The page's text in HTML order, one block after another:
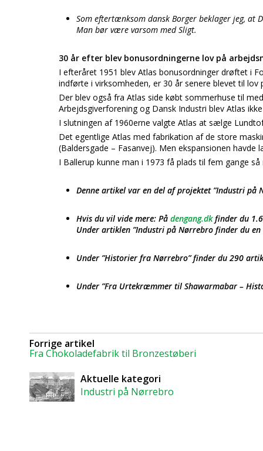
Som eftertænksom dansk Borger beklager jeg, at
Man bør være varsom med Sligt.
30 år efter blev bonusordningerne lov på
I efteråret 1951 blev Atlas bonusordninger drøftet i
indførte i virksomheden, er 30 år senere blevet til lov
Der blev også fra Atlas side købt sommerhuse til
Arbejdsgiverforening og Dansk Industri blev Atlas
I slutningen af 1960erne valgte Atlas at sælge
Det egentlige Atlas med fabrikation af de store
(Baldersgade – Fasanvej). Men ekspansionen
I Ballerup kunne man i 1973 få plads til fem gange
Denne artikel var en del af projektet ”Industri på
Hvis du vil vide mere: På dengang.dkfinder du
Under artiklen ”Industri på Nørrebro finder du
Under ”Historier fra Nørrebro” finder du 290
Under ”Fra Urtekræmmer til Shawarmabar –
Forrige artikel
Fra Chokoladefabrik til Bronzestøberi
Aktuelle kategori
Industri på Nørrebro